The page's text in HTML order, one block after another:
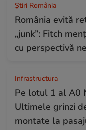
Știri România
România evită
„junk”: Fitch
cu perspectivă
Infrastructura
Pe lotul 1 al A0
Ultimele grinzi
montate la